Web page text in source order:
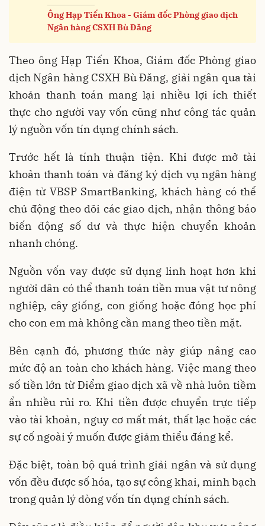
Ông Hạp Tiến Khoa - Giám đốc Phòng giao dịch
Ngân hàng CSXH Bù Đăng
Theo ông Hạp Tiến Khoa, Giám đốc Phòng giao
dịch Ngân hàng CSXH Bù Đăng, giải ngân qua tài
khoản thanh toán mang lại nhiều lợi ích thiết
thực cho người vay vốn cũng như công tác quản
lý nguồn vốn tín dụng chính sách.
Trước hết là tính thuận tiện. Khi được mở tài
khoản thanh toán và đăng ký dịch vụ ngân hàng
điện tử VBSP SmartBanking, khách hàng có thể
chủ động theo dõi các giao dịch, nhận thông báo
biến động số dư và thực hiện chuyển khoản
nhanh chóng.
Nguồn vốn vay được sử dụng linh hoạt hơn khi
người dân có thể thanh toán tiền mua vật tư nông
nghiệp, cây giống, con giống hoặc đóng học phí
cho con em mà không cần mang theo tiền mặt.
Bên cạnh đó, phương thức này giúp nâng cao
mức độ an toàn cho khách hàng. Việc mang theo
số tiền lớn từ Điểm giao dịch xã về nhà luôn tiềm
ẩn nhiều rủi ro. Khi tiền được chuyển trực tiếp
vào tài khoản, nguy cơ mất mát, thất lạc hoặc các
sự cố ngoài ý muốn được giảm thiểu đáng kể.
Đặc biệt, toàn bộ quá trình giải ngân và sử dụng
vốn đều được số hóa, tạo sự công khai, minh bạch
trong quản lý dòng vốn tín dụng chính sách.